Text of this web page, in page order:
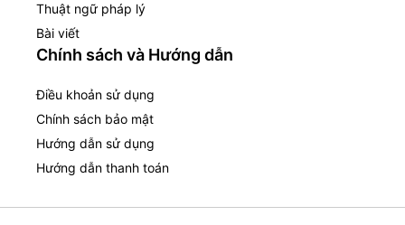
Thuật ngữ pháp lý
Bài viết
Chính sách và Hướng dẫn
Điều khoản sử dụng
Chính sách bảo mật
Hướng dẫn sử dụng
Hướng dẫn thanh toán